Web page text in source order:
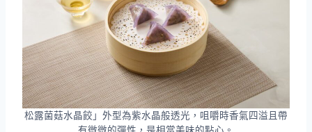
松露菌菇水晶餃」外型為紫水晶般透光，咀嚼時香氣四溢且帶